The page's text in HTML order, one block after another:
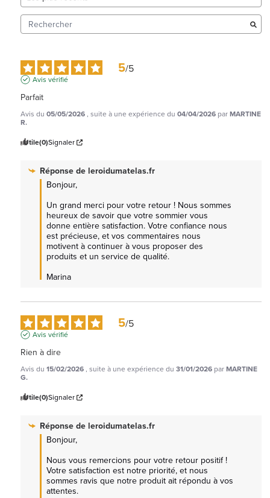
5/5
Avis vérifié
Parfait
Avis du 05/05/2026, suite à une expérience du 04/04/2026 parMARTINE
R.
Utile(0)Signaler
Réponse de leroidumatelas.fr
Bonjour,
Un grand merci pour votre retour ! Nous sommes
heureux de savoir que votre sommier vous
donne entière satisfaction. Votre confiance nous
est précieuse, et vos commentaires nous
motivent à continuer à vous proposer des
produits et un service de qualité.
Marina
5/5
Avis vérifié
Rien à dire
Avis du 15/02/2026, suite à une expérience du 31/01/2026 parMARTINE
G.
Utile(0)Signaler
Réponse de leroidumatelas.fr
Bonjour,
Nous vous remercions pour votre retour positif !
Votre satisfaction est notre priorité, et nous
sommes ravis que notre produit ait répondu à vos
attentes.